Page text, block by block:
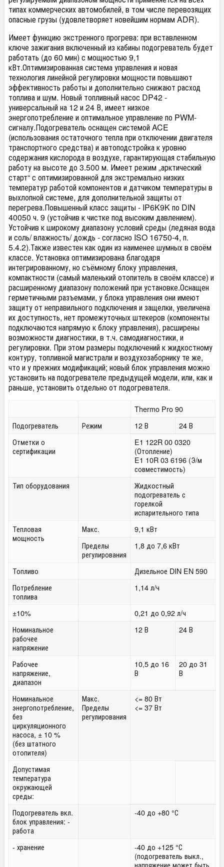
типах коммерческих автомобилей, в том числе перевозящих
опасные грузы (удовлетворяет новейшим нормам ADR).
Имеет функцию экстренного прогрева: при вставленном
ключе зажигания включенный из кабины подогреватель будет
работать (до 60 мин) с мощностью 9,1
кВт.Оптимизированная система управления и новая
технология линейной регулировки мощности повышают
эффективность работы и дополнительно снижают расход
топлива и шум. Новый топливный насос DP42 -
универсальный на 12 и 24 В, имеет низкое
энергопотребление и оптимальное управление по PWM-
сигналу.Подогреватель оснащен системой ACE
(использования остаточного тепла при отключении двигателя
транспортного средства) и автоподстройка к уровню
содержания кислорода в воздухе, гарантирующая стабильную
работу на высоте до 3.500 м. Имеет режим „арктический
старт“ с оптимизированной для экстремально низких
температур работой компонентов и датчиком температуры в
выхлопной системе, для дополнительной защиты от
перегрева.Повышенный класс защиты - IP6K9K по DIN
40050 ч. 9 (устойчив к чистке под высоким давлением).
Устойчив к широкому диапазону условий среды (ледяная вода
и соль/ влажность/ дождь - согласно ISO 16750-4, п.
5.4.2).Также известен как один из наименее шумных в своём
классе. Установка оптимизирована благодаря
интегрированному, но съёмному блоку управления,
компактности (самый маленький отопитель в своём классе) и
расширенному диапазону положений при установке.Оснащен
герметичными разъемами, у блока управления они имеют
защиту от неправильного подключения и защелки, увеличена
их доступность, нет промежуточных штекеров (компоненты
подключаются напрямую к блоку управления), расширены
возможности диагностики, в т.ч. самодиагностики, и
регулировки. При этом размеры подключений к жидкостному
контуру, топливной магистрали и воздухозаборнику те же,
что и у прежних модификаций; новый блок управления можно
установить на подогревателе предыдущей модели, или, как и
раньше, установить отдельно от подогревателя.
Thermo Pro 90
Подогреватель
Режим 12 В
24 В
Отметки о
сертификации
E1 122R 00 0320
(Отопление)
E1 10R 03 6196 (Э/м
совместимость)
Тип оборудования
Жидкостный
подогреватель с
горелкой
испарительного типа
Тепловая
мощность
Макс.
9,1 кВт
Пределы
регулирования
1,8 до 7,6 кВт
Топливо
Дизельное DIN EN 590
Потребление
топлива
1,14 л/ч
±10%
0,21 до 0,92 л/ч
Номинальное
рабочее
напряжение
12 В 24 В
Рабочее
напряжение,
диапазон
10,5 до 16
В
20 до 31
В
Номинальное
энергопотребление,
без
циркуляционного
насоса, ± 10 %
(без штатного
отопителя)
Макс.
Пределы
регулирования
<= 80 Вт
<= 37 Вт
Допустимая
температура
окружающей
среды:
Подогреватель вкл.
блок управления: -
работа
-40 до +80 °С
- хранение
-40 до +125 °С
(подогреватель выкл.,
напряжение может быть